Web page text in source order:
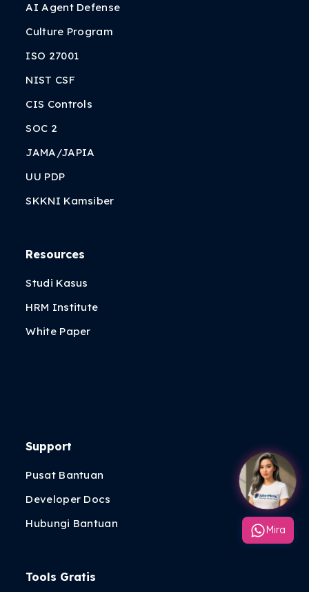
AI Agent Defense
Culture Program
ISO 27001
NIST CSF
CIS Controls
SOC 2
JAMA/JAPIA
UU PDP
SKKNI Kamsiber
Resources
Studi Kasus
HRM Institute
White Paper
Support
Pusat Bantuan
Developer Docs
Hubungi Bantuan
Tools Gratis
Mira